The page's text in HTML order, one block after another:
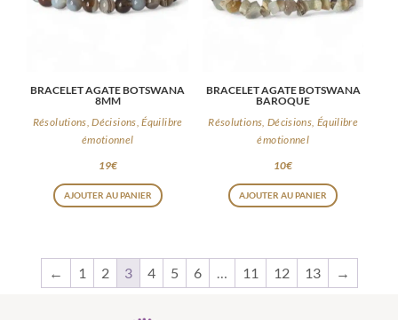
BRACELET AGATE BOTSWANA
8MM
Résolutions, Décisions, Équilibre
émotionnel
19€
AJOUTER AU PANIER
BRACELET AGATE BOTSWANA
BAROQUE
Résolutions, Décisions, Équilibre
émotionnel
10€
AJOUTER AU PANIER
← 1 2 3 4 5 6 … 11 12 13 →